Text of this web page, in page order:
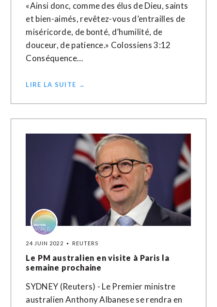
«Ainsi donc, comme des élus de Dieu, saints
et bien-aimés, revêtez-vous d’entrailles de
miséricorde, de bonté, d’humilité, de
douceur, de patience.» Colossiens‬ ‭3:12‬ ‭
Conséquence…
LIRE LA SUITE →
24 JUIN 2022 REUTERS
Le PM australien en visite à Paris la
semaine prochaine
SYDNEY (Reuters) - Le Premier ministre
australien Anthony Albanese se rendra en